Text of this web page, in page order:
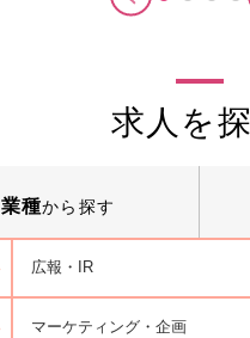
求人を
業種から探す
広報・IR
マーケティング・企画